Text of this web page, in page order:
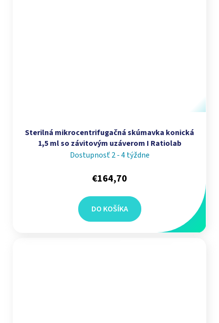
Sterilná mikrocentrifugačná skúmavka konická
1,5 ml so závitovým uzáverom I Ratiolab
Dostupnosť 2 - 4 týždne
€164,70
DO KOŠÍKA